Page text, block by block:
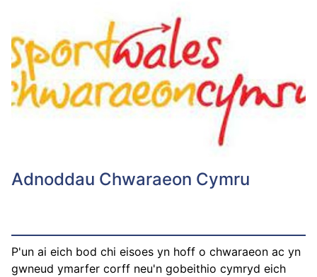
Adnoddau Chwaraeon Cymru
P'un ai eich bod chi eisoes yn hoff o chwaraeon ac yn
gwneud ymarfer corff neu'n gobeithio cymryd eich